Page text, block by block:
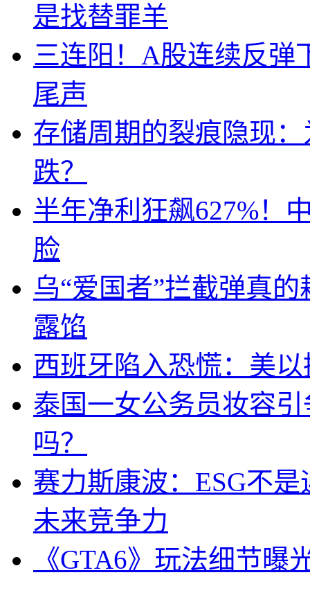
是找替罪羊
三连阳！A股连续反弹
尾声
存储周期的裂痕隐现
跌？
半年净利狂飙627%！
脸
乌“爱国者”拦截弹真
露馅
西班牙陷入恐慌：美
泰国一女公务员妆容
吗？
赛力斯康波：ESG不
未来竞争力
《GTA6》玩法细节